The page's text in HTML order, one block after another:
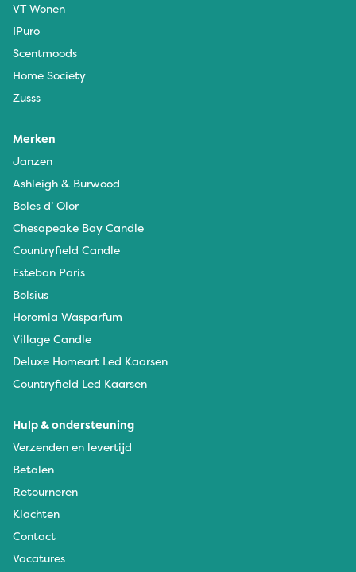
VT Wonen
IPuro
Scentmoods
Home Society
Zusss
Merken
Janzen
Ashleigh & Burwood
Boles d’ Olor
Chesapeake Bay Candle
Countryfield Candle
Esteban Paris
Bolsius
Horomia Wasparfum
Village Candle
Deluxe Homeart Led Kaarsen
Countryfield Led Kaarsen
Hulp & ondersteuning
Verzenden en levertijd
Betalen
Retourneren
Klachten
Contact
Vacatures